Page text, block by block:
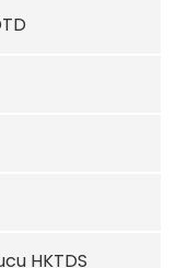
HKTDS